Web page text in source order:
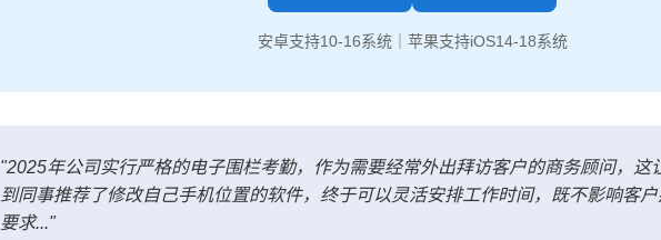
安卓支持10-16系统｜苹果支持iOS14-18系统
"2025年公司实行严格的电子围栏考勤，作为需要经常外出拜访客户的商务顾问，这
到同事推荐了修改自己手机位置的软件，终于可以灵活安排工作时间，既不影响客
要求..."